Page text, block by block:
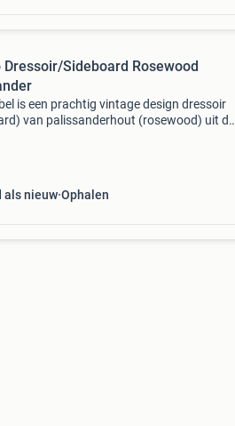
Dressoir/Sideboard Rosewood
is een prachtig vintage design dressoir
van palissanderhout (rosewood) uit de
als nieuw Ophalen